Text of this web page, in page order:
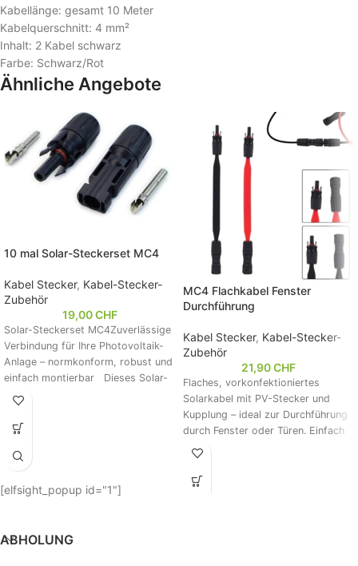
Kabellänge: gesamt 10 Meter
Kabelquerschnitt: 4 mm²
Inhalt: 2 Kabel schwarz
Farbe: Schwarz/Rot
Ähnliche Angebote
10 mal Solar-Steckerset MC4
Kabel Stecker, Kabel-Stecker-
Zubehör
19,00CHF
Solar-Steckerset MC4Zuverlässige
Verbindung für Ihre Photovoltaik-
Anlage – normkonform, robust und
einfach montierbar Dieses Solar-
Steckerset MC4 besteht aus 10
MC4 Flachkabel Fenster
Durchführung
Kabel Stecker, Kabel-Stecker-
Zubehör
21,90CHF
Flaches, vorkonfektioniertes
Solarkabel mit PV-Stecker und
Kupplung – ideal zur Durchführung
durch Fenster oder Türen. Einfach
zu montieren, flexibel,
mit gängigen PV-Systemen. Perfekt
[elfsight_popup id="1"]
ABHOLUNG